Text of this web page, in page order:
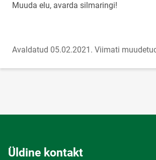
Muuda elu, avarda silmaringi!
Avaldatud 05.02.2021. Viimati
Üldine kontakt